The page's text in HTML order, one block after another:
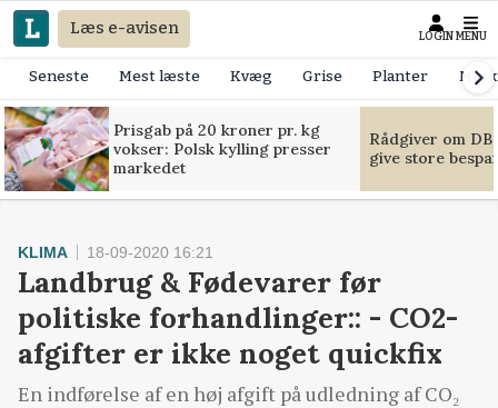
Læs e-avisen LOGIN MENU
Seneste Mest læste Kvæg Grise Planter
Prisgab på 20 kroner pr. kg
vokser: Polsk kylling presser
markedet
Rådgiver om
give store
KLIMA 18-09-2020 16:21
Landbrug & Fødevarer før
politiske forhandlinger:: - CO2-
afgifter er ikke noget quickfix
En indførelse af en høj afgift på udledning af CO₂